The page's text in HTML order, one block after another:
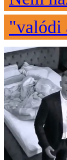
"valódi